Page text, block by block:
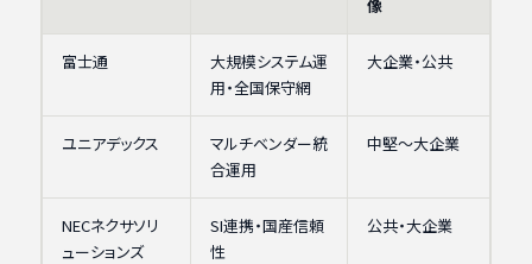
像
富士通
大規模システム運
用・全国保守網
大企業・公共
ユニアデックス
マルチベンダー統
合運用
中堅〜大企業
NECネクサソリ
ューションズ
SI連携・国産信頼
性
公共・大企業